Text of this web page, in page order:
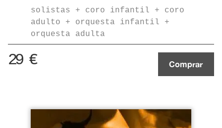
solistas + coro infantil + coro
adulto + orquesta infantil +
orquesta adulta
29 € Comprar